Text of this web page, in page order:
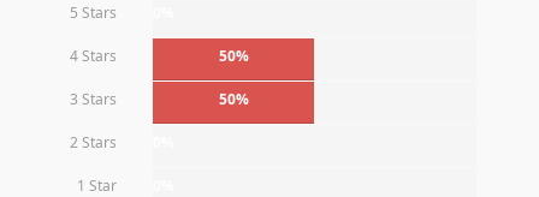
5 Stars
4 Stars 50%
3 Stars 50%
2 Stars
1 Star